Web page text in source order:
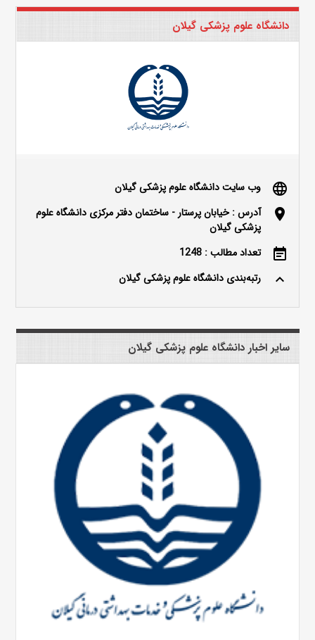
دانشگاه علوم پزشکی گیلان
language وب سایت دانشگاه علوم پزشکی گیلان
location_on
آدرس : خیابان پرستار - ساختمان دفتر مرکزی دانشگاه علوم
پزشکی گیلان
event_note تعداد مطالب : 1248
keyboard_arrow_up رتبه‌بندی دانشگاه علوم پزشکی گیلان
سایر اخبار دانشگاه علوم پزشکی گیلان